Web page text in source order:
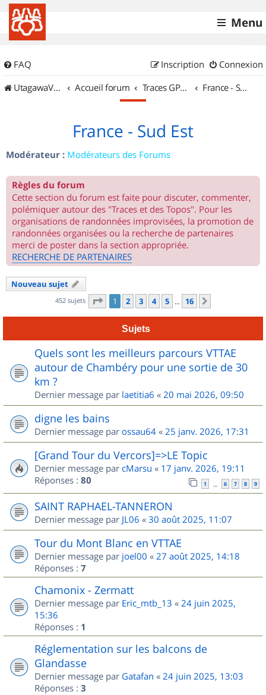
Menu
FAQ Connexion
Inscription
UtagawaVTT (Randos VTT et VTTAE avec traces GPS)
Accueil forum Traces GPS de randos VTT France - Sud Est
France - Sud Est
Modérateur : Modérateurs des Forums
Règles du forum
Cette section du forum est faite pour discuter, commenter,
polémiquer autour des "Traces et des Topos". Pour les
organisations de randonnées improvisées, la promotion de
randonnées organisées ou la recherche de partenaires
merci de poster dans la section appropriée.
RECHERCHE DE PARTENAIRES
Nouveau sujet
452 sujets Page 1sur
1 2 3 4 5 … 16
Sujets
Quels sont les meilleurs parcours VTTAE
autour de Chambéry pour une sortie de 30
km ?
Dernier message par laetitia6 « 20 mai 2026, 09:50
digne les bains
Dernier message par ossau64 « 25 janv. 2026, 17:31
[Grand Tour du Vercors]=>LE Topic
Dernier message par cMarsu « 17 janv. 2026, 19:11
Réponses : 80 1 … 6 7 8 9
SAINT RAPHAEL-TANNERON
Dernier message par JL06 « 30 août 2025, 11:07
Tour du Mont Blanc en VTTAE
Dernier message par joel00 « 27 août 2025, 14:18
Réponses : 7
Chamonix - Zermatt
Dernier message par Eric_mtb_13 « 24 juin 2025,
15:36
Réponses : 1
Réglementation sur les balcons de
Glandasse
Dernier message par Gatafan « 24 juin 2025, 13:03
Réponses : 3